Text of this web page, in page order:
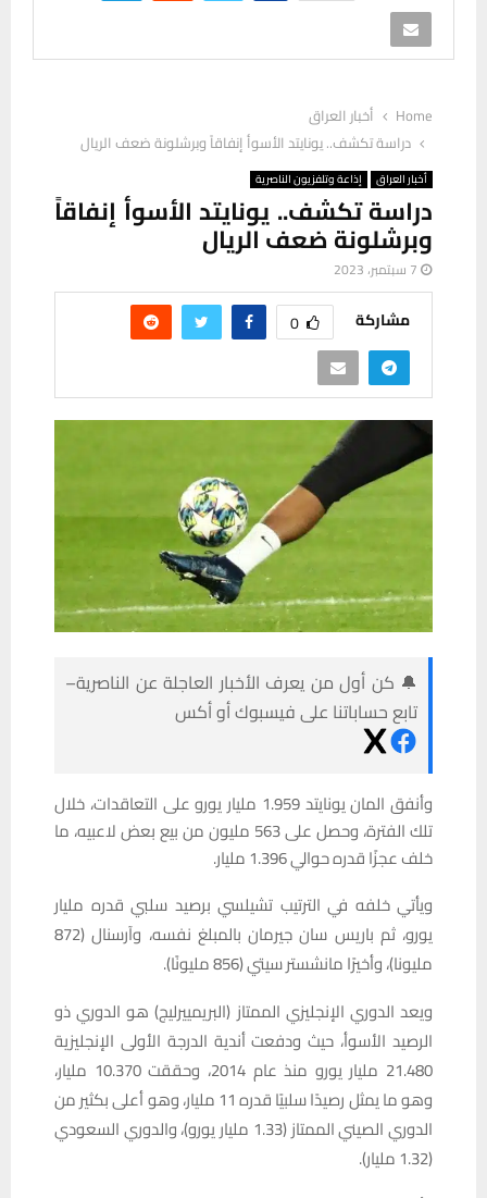
Home
أخبار العراق
دراسة تكشف.. يونايتد الأسوأ إنفاقاً وبرشلونة ضعف الريال
أخبار العراق إذاعة وتلفزيون الناصرية
دراسة تكشف.. يونايتد الأسوأ إنفاقاً
وبرشلونة ضعف الريال
7 سبتمبر، 2023
مشاركة 0
🔔 كن أول من يعرف الأخبار العاجلة عن الناصرية–
تابع حساباتنا على فيسبوك أو أكس
وأنفق المان يونايتد 1.959 مليار يورو على التعاقدات، خلال
تلك الفترة، وحصل على 563 مليون من بيع بعض لاعبيه، ما
خلف عجزًا قدره حوالي 1.396 مليار.
ويأتي خلفه في الترتيب تشيلسي برصيد سلبي قدره مليار
يورو، ثم باريس سان جيرمان بالمبلغ نفسه، وآرسنال (872
مليونا)، وأخيرًا مانشستر سيتي (856 مليونًا).
ويعد الدوري الإنجليزي الممتاز (البريمييرليج) هو الدوري ذو
الرصيد الأسوأ، حيث ودفعت أندية الدرجة الأولى الإنجليزية
21.480 مليار يورو منذ عام 2014، وحققت 10.370 مليار،
وهو ما يمثل رصيدًا سلبيًا قدره 11 مليار، وهو أعلى بكثير من
الدوري الصيني الممتاز (1.33 مليار يورو)، والدوري السعودي
(1.32 مليار).